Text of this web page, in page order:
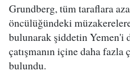
Grundberg, tüm taraflara
öncülüğündeki
bulunarak şiddetin Yemen'i
çatışmanın içine daha fazla
bulundu.